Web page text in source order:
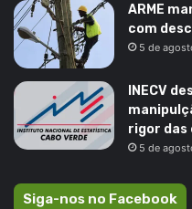
ARME
com
5 de
INECV
rigor
5 de
Siga-nos no Facebook